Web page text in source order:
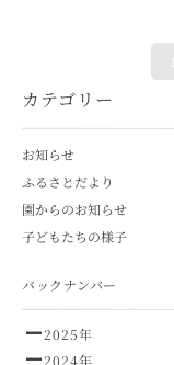
カテゴリー
お知らせ
ふるさとだより
園からのお知らせ
子どもたちの様子
バックナンバー
2025年
2024年